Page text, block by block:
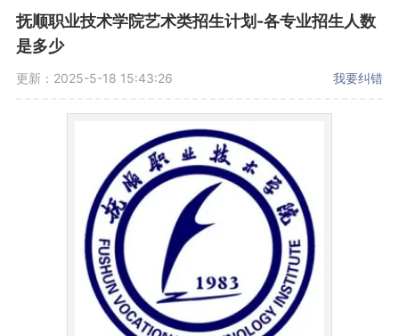
抚顺职业技术学院艺术类招生计划-各专业招生人数
是多少
更新：2025-5-18 15:43:26 我要纠错